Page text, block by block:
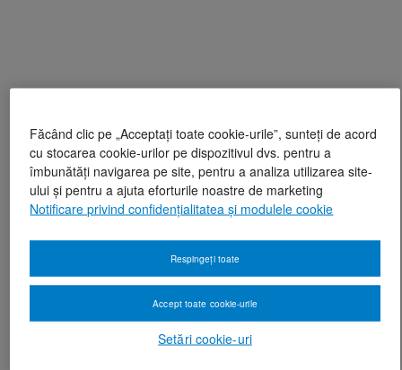
Făcând clic pe „Acceptați toate cookie-urile”, sunteți de acord
cu stocarea cookie-urilor pe dispozitivul dvs. pentru a
îmbunătăți navigarea pe site, pentru a analiza utilizarea site-
ului și pentru a ajuta eforturile noastre de marketing
Notificare privind confidențialitatea și modulele cookie
Setări cookie-uri
Respingeți toate
Accept toate cookie-urile